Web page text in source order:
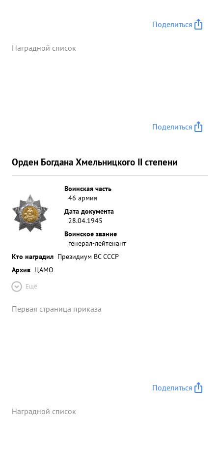
Поделиться
Наградной список
Поделиться
Орден Богдана Хмельницкого II степени
Воинская часть
46 армия
Дата документа
28.04.1945
Воинское звание
генерал-лейтенант
Кто наградил Президиум ВС СССР
Архив ЦАМО
Ещё
Первая страница приказа
Поделиться
Наградной список